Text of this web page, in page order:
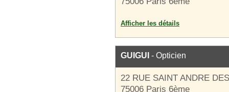
Afficher les détails
GUIGUI - Opticien
22 RUE SAINT ANDRE
75006 Paris 6ème